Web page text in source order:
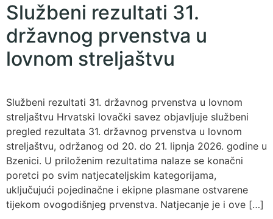
Službeni rezultati 31.
državnog prvenstva u
lovnom streljaštvu
Službeni rezultati 31. državnog prvenstva u lovnom
streljaštvu Hrvatski lovački savez objavljuje službeni
pregled rezultata 31. državnog prvenstva u lovnom
streljaštvu, održanog od 20. do 21. lipnja 2026. godine u
Bzenici. U priloženim rezultatima nalaze se konačni
poretci po svim natjecateljskim kategorijama,
uključujući pojedinačne i ekipne plasmane ostvarene
tijekom ovogodišnjeg prvenstva. Natjecanje je i ove […]